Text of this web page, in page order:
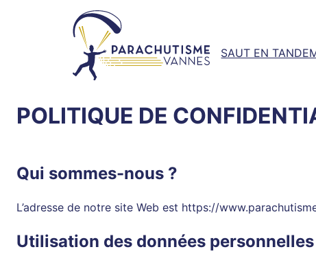
SAUT EN
POLITIQUE DE
Qui sommes-nous ?
L’adresse de notre site Web est https://
Utilisation des données